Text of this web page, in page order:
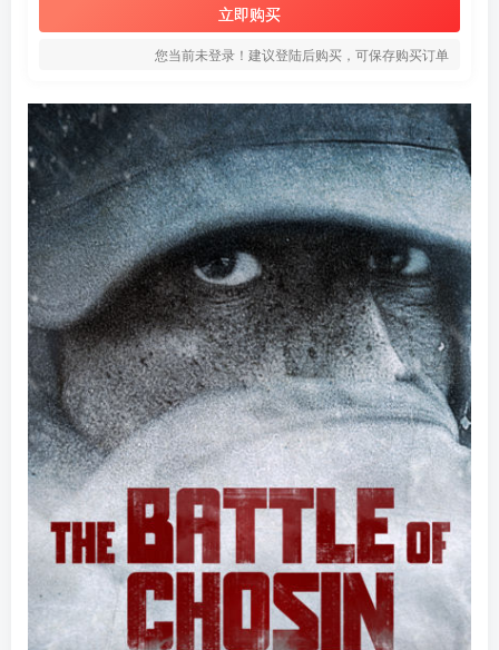
立即购买
您当前未登录！建议登陆后购买，可保存购买订单